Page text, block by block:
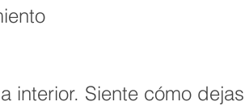
interior. Siente cómo dejas